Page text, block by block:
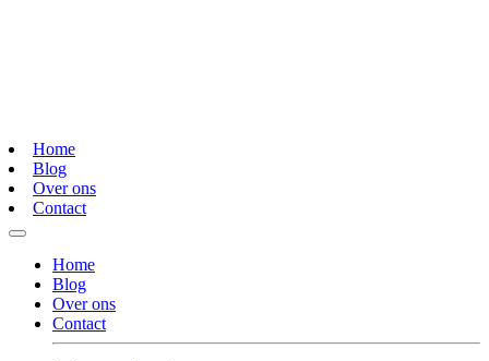
Home
Blog
Over ons
Contact
Home
Blog
Over ons
Contact